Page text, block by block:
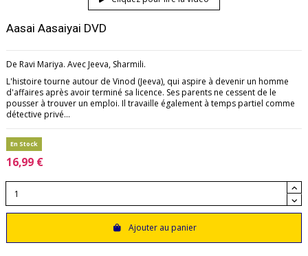
Aasai Aasaiyai DVD
De Ravi Mariya. Avec Jeeva, Sharmili.
L'histoire tourne autour de Vinod (Jeeva), qui aspire à devenir un homme
d'affaires après avoir terminé sa licence. Ses parents ne cessent de le
pousser à trouver un emploi. Il travaille également à temps partiel comme
détective privé...
En Stock
16,99 €
Ajouter au panier